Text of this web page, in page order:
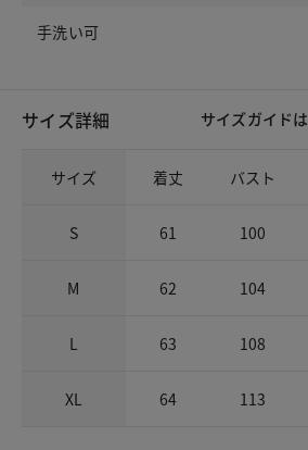
手洗い可
サイズ詳細 サイズガイドは
サイズ 着丈 バスト
S 61 100
M 62 104
L 63 108
XL 64 113